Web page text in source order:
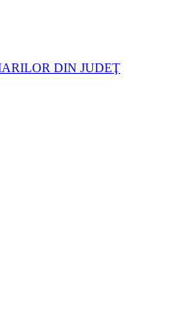
DIN JUDEŢ